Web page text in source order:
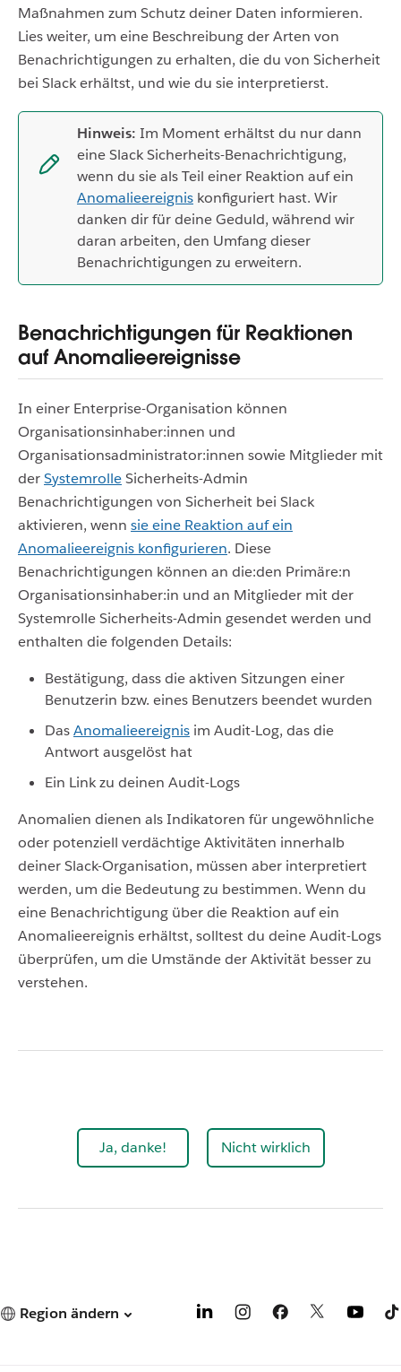
Maßnahmen zum Schutz deiner Daten informieren.
Lies weiter, um eine Beschreibung der Arten von
Benachrichtigungen zu erhalten, die du von Sicherheit
bei Slack erhältst, und wie du sie interpretierst.
Hinweis: Im Moment erhältst du nur dann
eine Slack Sicherheits-Benachrichtigung,
wenn du sie als Teil einer Reaktion auf ein
Anomalieereignis konfiguriert hast. Wir
danken dir für deine Geduld, während wir
daran arbeiten, den Umfang dieser
Benachrichtigungen zu erweitern.
Benachrichtigungen für Reaktionen
auf Anomalieereignisse
In einer Enterprise-Organisation können
Organisationsinhaber:innen und
Organisationsadministrator:innen sowie Mitglieder mit
derSystemrolleSicherheits-Admin
Benachrichtigungen von Sicherheit bei Slack
aktivieren, wenn sie eine Reaktion auf ein
Anomalieereignis konfigurieren. Diese
Benachrichtigungen können an die:den Primäre:n
Organisationsinhaber:in und an Mitglieder mit der
Systemrolle Sicherheits-Admin gesendet werden und
enthalten die folgenden Details:
Bestätigung, dass die aktiven Sitzungen einer
Benutzerin bzw. eines Benutzers beendet wurden
DasAnomalieereignis im Audit-Log, das die
Antwort ausgelöst hat
Ein Link zu deinen Audit-Logs
Anomalien dienen als Indikatoren für ungewöhnliche
oder potenziell verdächtige Aktivitäten innerhalb
deiner Slack-Organisation, müssen aber interpretiert
werden, um die Bedeutung zu bestimmen. Wenn du
eine Benachrichtigung über die Reaktion auf ein
Anomalieereignis erhältst, solltest du deine Audit-Logs
überprüfen, um die Umstände der Aktivität besser zu
verstehen.
Ja, danke! Nicht wirklich
Region ändern